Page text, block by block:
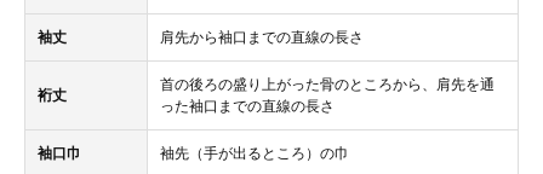
袖丈 肩先から袖口までの直線の長さ
裄丈
首の後ろの盛り上がった骨のところから、肩先を通
った袖口までの直線の長さ
袖口巾 袖先（手が出るところ）の巾